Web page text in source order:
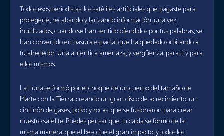
Todos esos periodistas, los satélites artificiales que pagaste para
protegerte, recabando y lanzando información, una vez
inutilizados, cuando se han sentido ofendidos por tus palabras, se
han convertido en basura espacial que ha quedado orbitando a
tu alrededor. Una auténtica amenaza, y vergüenza, para ti y para
ellos mismos.
La Luna se formó por el choque de un cuerpo del tamaño de
Marte con la Tierra, creando un gran disco de acrecimiento, un
cinturón de gases, polvo y rocas, que se fusionaron para crear
nuestro satélite. Puedes pensar que tu caída se formó de la
misma manera, que el beso fue el gran impacto, y todos los